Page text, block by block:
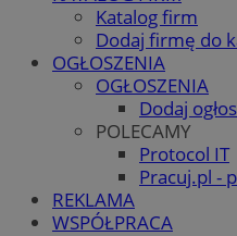
Katalog firm
Dodaj firmę do
OGŁOSZENIA
OGŁOSZENIA
Dodaj
POLECAMY
Protocol IT
Pracuj.pl -
REKLAMA
WSPÓŁPRACA